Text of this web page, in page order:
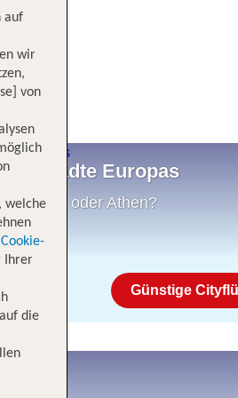
Städte Europas
Palma oder Athen?
Günstige
auf
wir
von
welche
Ihrer
die